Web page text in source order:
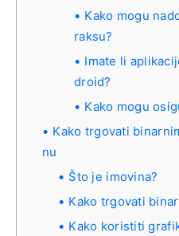
Kako mogu
raksu?
Imate li
droid?
Kako mogu
Kako trgovati
nu
Što je imovina?
Kako trgovati
Kako koristiti